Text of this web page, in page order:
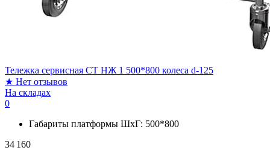
Тележка сервисная СТ НЖ 1 500*800 колеса d-125
★ Нет отзывов
На складах
0
Габариты платформы ШxГ: 500*800
34 160